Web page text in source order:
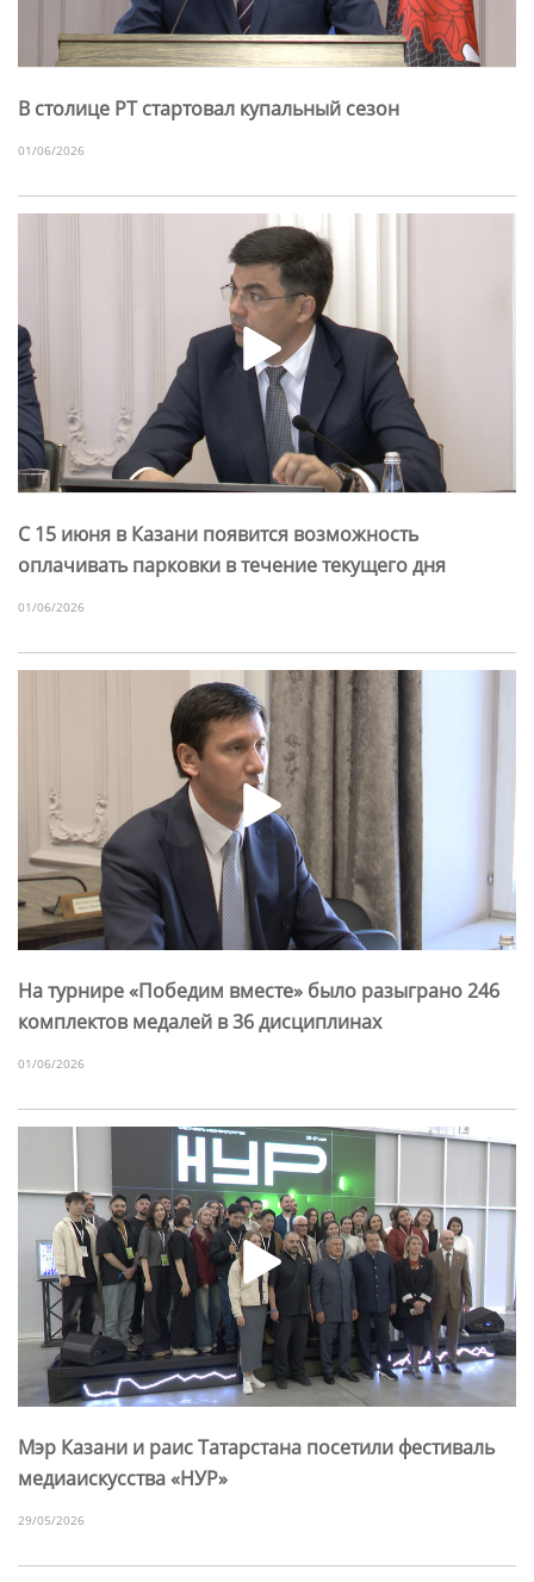
В столице РТ стартовал купальный сезон
01/06/2026
С 15 июня в Казани появится возможность
оплачивать парковки в течение текущего дня
01/06/2026
На турнире «Победим вместе» было разыграно 246
комплектов медалей в 36 дисциплинах
01/06/2026
Мэр Казани и раис Татарстана посетили фестиваль
медиаискусства «НУР»
29/05/2026